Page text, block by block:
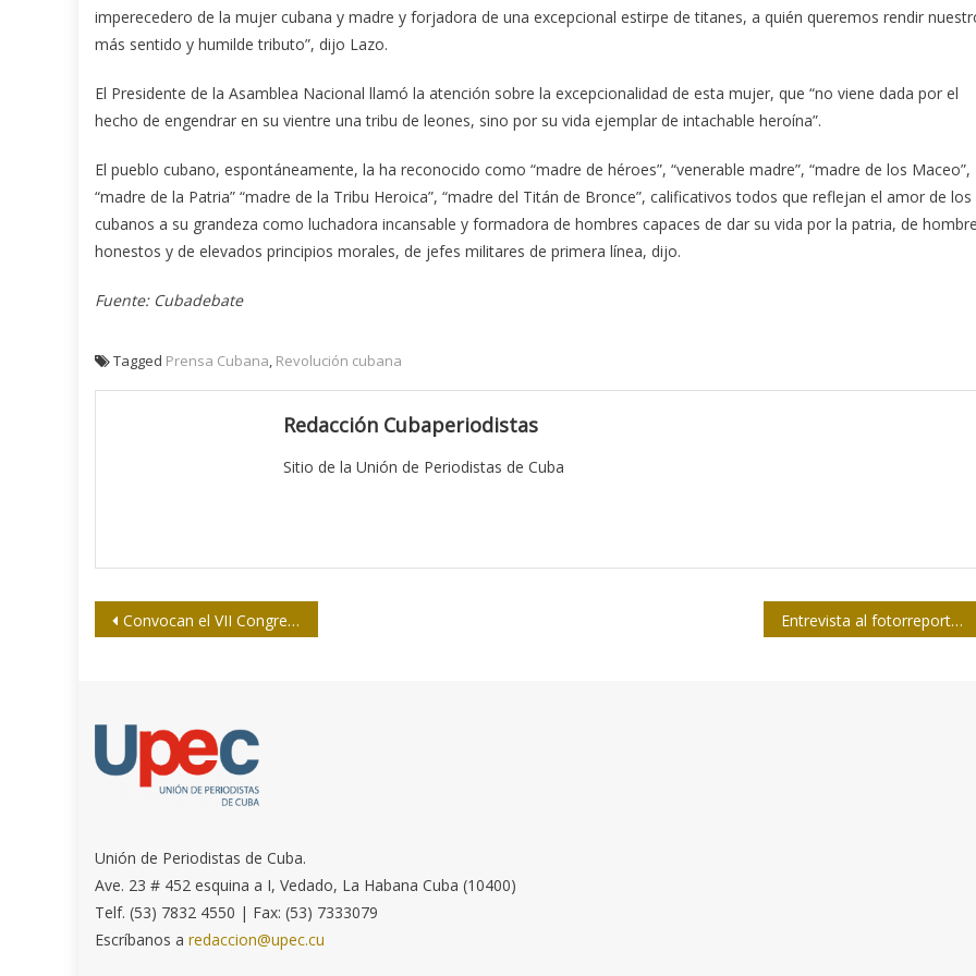
imperecedero de la mujer cubana y madre y forjadora de una excepcional estirpe de titanes, a quién queremos rendir
más sentido y humilde tributo”, dijo Lazo.
El Presidente de la Asamblea Nacional llamó la atención sobre la excepcionalidad de esta mujer, que “no viene dada por el
hecho de engendrar en su vientre una tribu de leones, sino por su vida ejemplar de intachable heroína”.
El pueblo cubano, espontáneamente, la ha reconocido como “madre de héroes”, “venerable madre”, “madre de los Maceo”,
“madre de la Patria” “madre de la Tribu Heroica”, “madre del Titán de Bronce”, calificativos todos que reflejan el amor de los
cubanos a su grandeza como luchadora incansable y formadora de hombres capaces de dar su vida por la patria, de
honestos y de elevados principios morales, de jefes militares de primera línea, dijo.
Fuente: Cubadebate
Tagged Prensa Cubana, Revolución cubana
Redacción Cubaperiodistas
Sitio de la Unión de Periodistas de Cuba
Navegación
Convocan el VII Congreso del Partido Comunista de Cuba para el 16 de abril de 2016 Entrevista al fotorreportero Ismael Francisco: Un golpe de espada en el agua
Unión de Periodistas de Cuba.
Ave. 23 # 452 esquina a I, Vedado, La Habana Cuba (10400)
Telf. (53) 7832 4550 | Fax: (53) 7333079
Escríbanos aredaccion@upec.cu